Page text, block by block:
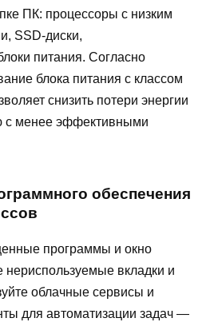
ПК: процессоры с низким
SSD-диски,
питания. Согласно
блока питания с классом
снизить потери энергии
с менее эффективными
обеспечения
программы и окно
нериспользуемые вкладки и
облачные сервисы и
для автоматизации задач —